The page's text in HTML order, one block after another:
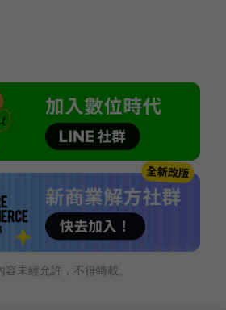
容未經允許，不得轉載。